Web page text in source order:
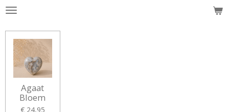
Ga
naar
hoofdinhoud
Agaat
Bloem
€ 24,95